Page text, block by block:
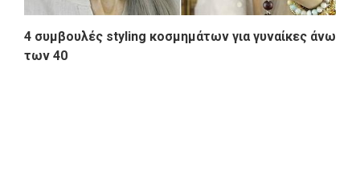
4 συμβουλές styling κοσμημάτων για γυναίκες άνω
των 40